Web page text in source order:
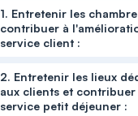
1. Entretenir les
contribuer à
service client :
2. Entretenir les lieux
aux clients et contribuer
service petit déjeuner :